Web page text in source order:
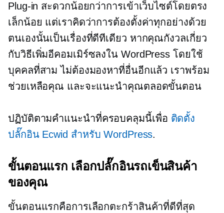
Plug-in สะดวกน้อยกว่าการเข้าเว็บไซต์โดยตรง
เล็กน้อย แต่เราคิดว่าการต้องตั้งค่าทุกอย่างด้วย
ตนเองนั้นเป็นเรื่องที่ดีทีเดียว หากคุณกังวลเกี่ยว
กับวิธีเพิ่มอีคอมเมิร์ซลงใน WordPress โดยใช้
บุคคลที่สาม ไม่ต้องมองหาที่อื่นอีกแล้ว เราพร้อม
ช่วยเหลือคุณ และจะแนะนำคุณตลอดขั้นตอน
ปฏิบัติตามคำแนะนำที่ครอบคลุมนี้เพื่อ ติดตั้ง
ปลั๊กอิน Ecwid สำหรับ WordPress.
ขั้นตอนแรก เลือกปลั๊กอินรถเข็นสินค้า
ของคุณ
ขั้นตอนแรกคือการเลือกตะกร้าสินค้าที่ดีที่สุด